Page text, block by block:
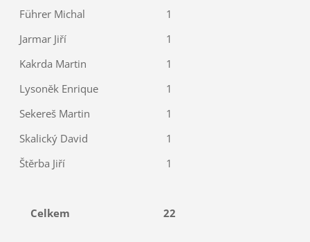
Führer Michal
1
Jarmar Jiří
1
Kakrda Martin
1
Lysoněk Enrique
1
Sekereš Martin
1
Skalický David
1
Štěrba Jiří
1
Celkem 22